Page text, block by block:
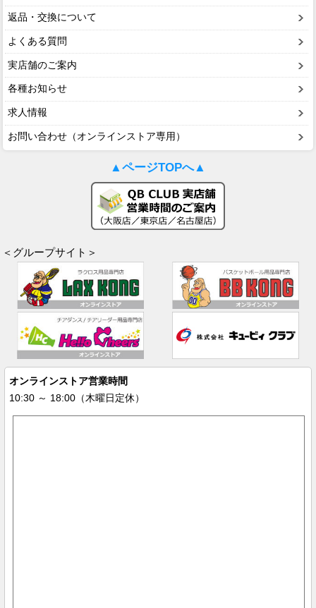
返品・交換について
よくある質問
実店舗のご案内
各種お知らせ
求人情報
お問い合わせ（オンラインストア専用）
▲ページTOPへ▲
＜グループサイト＞
オンラインストア営業時間
10:30 ～ 18:00（木曜日定休）